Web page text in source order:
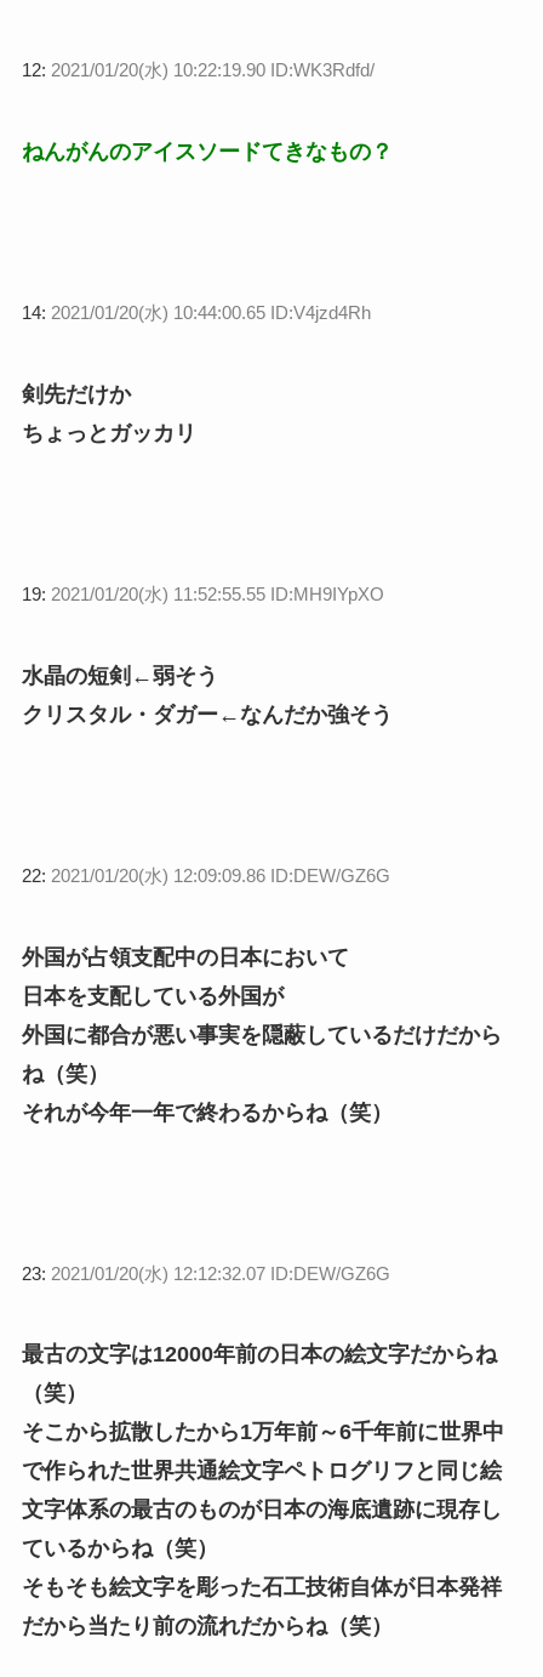
12: 2021/01/20(水) 10:22:19.90 ID:WK3Rdfd/
ねんがんのアイスソードてきなもの？
14: 2021/01/20(水) 10:44:00.65 ID:V4jzd4Rh
剣先だけか
ちょっとガッカリ
19: 2021/01/20(水) 11:52:55.55 ID:MH9IYpXO
水晶の短剣←弱そう
クリスタル・ダガー←なんだか強そう
22: 2021/01/20(水) 12:09:09.86 ID:DEW/GZ6G
外国が占領支配中の日本において
日本を支配している外国が
外国に都合が悪い事実を隠蔽しているだけだから
ね（笑）
それが今年一年で終わるからね（笑）
23: 2021/01/20(水) 12:12:32.07 ID:DEW/GZ6G
最古の文字は12000年前の日本の絵文字だからね
（笑）
そこから拡散したから1万年前～6千年前に世界中
で作られた世界共通絵文字ペトログリフと同じ絵
文字体系の最古のものが日本の海底遺跡に現存し
ているからね（笑）
そもそも絵文字を彫った石工技術自体が日本発祥
だから当たり前の流れだからね（笑）